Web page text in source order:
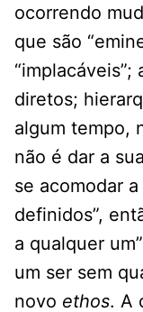
ocorrendo
que são
diretos;
algum tempo,
não é dar a
se acomodar
definidos”,
a qualquer
um ser sem
novo ethos. A